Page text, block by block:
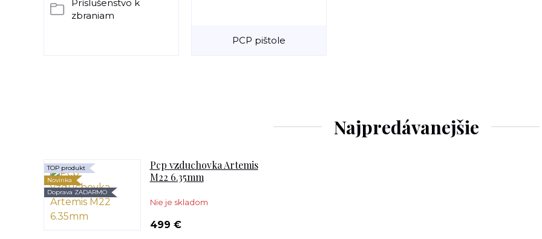
Príslušenstvo k
zbraniam
PCP pištole
Najpredávanejšie
Pcp vzduchovka Artemis
M22 6.35mm
Nie je skladom
TOP produkt
Novinka
Doprava ZADARMO
499 €